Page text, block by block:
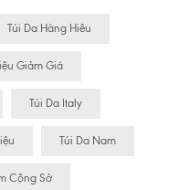
Túi Da Hàng Hiêu
Giảm Giá
Túi Da Italy
Túi Da Nam
Công Sở